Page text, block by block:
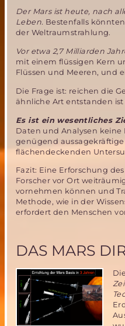
Der Mars ist heute, nach
Leben. Bestenfalls könnten
der Weltraumstrahlung.
Vor etwa 2,7 Milliarden
mit einem flüssigen Kern
Flüssen und Meeren, und
Die Frage ist: reichen die
ähnliche Art entstanden ist
Es ist ein wesentliches
Daten und Analysen
genügend
flächendeckenden
Fazit: Eine Erforschung
Forscher vor Ort
vornehmen können und
Methode, wie in der
erfordert den Menschen
DAS MARS